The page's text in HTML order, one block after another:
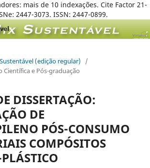
mais de 10 indexações. Cite Factor 21-
2447-3073. ISSN: 2447-0899.
(edição regular)
/
Científica e Pós-graduação
DISSERTAÇÃO:
DE
PÓS-CONSUMO
COMPÓSITOS